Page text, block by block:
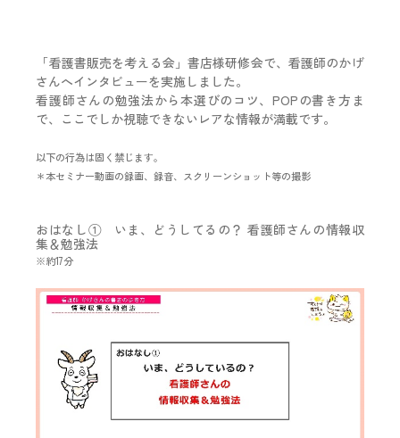
「看護書販売を考える会」書店様研修会で、看護師のかげ
さんへインタビューを実施しました。
看護師さんの勉強法から本選びのコツ、POPの書き方ま
で、ここでしか視聴できないレアな情報が満載です。
以下の行為は固く禁じます。
＊本セミナー動画の録画、録音、スクリーンショット等の撮影
おはなし① いま、どうしてるの？ 看護師さんの情報収
集＆勉強法
※約17分